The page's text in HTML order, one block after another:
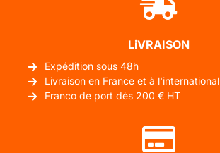
LiVRAISON
Expédition sous 48h
Livraison en France et à l'international
Franco de port dès 200 € HT